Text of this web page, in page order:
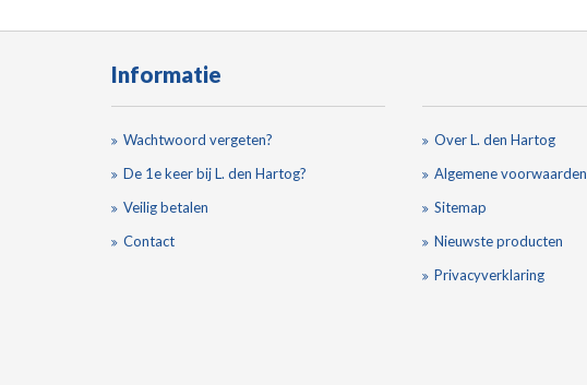
Informatie
Wachtwoord vergeten?
De 1e keer bij L. den Hartog?
Veilig betalen
Contact
Over L. den Hartog
Algemene voorwaarden
Sitemap
Nieuwste producten
Privacyverklaring